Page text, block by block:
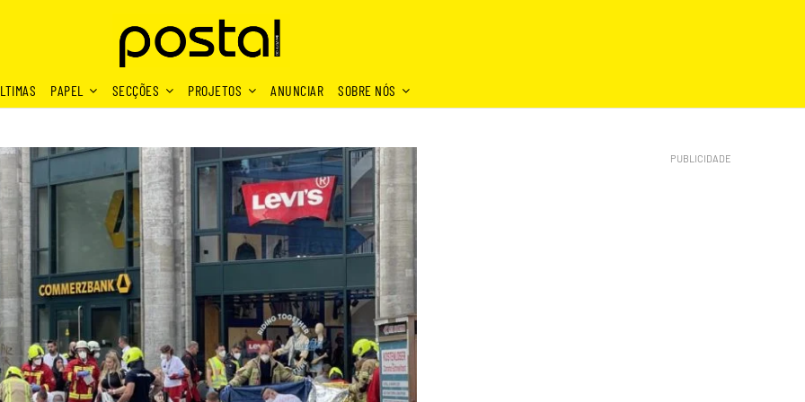
PAPEL SECÇÕES PROJETOS ANUNCIAR SOBRE NÓS